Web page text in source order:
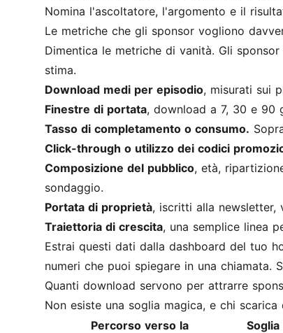
Nomina l'ascoltatore, l'argomento e il
Le metriche che gli sponsor vogliono
Dimentica le metriche di vanità. Gli
stima.
Download medi per episodio, misurati sui
Finestre di portata, download a 7, 30 e 90
Tasso di completamento o consumo.
Click-through o utilizzo dei codici
Composizione del pubblico, età,
sondaggio.
Portata di proprietà, iscritti alla newsletter,
Traiettoria di crescita, una semplice linea
Estrai questi dati dalla dashboard del tuo
numeri che puoi spiegare in una
Quanti download servono per attrarre
Non esiste una soglia magica, e chi
Percorso verso la